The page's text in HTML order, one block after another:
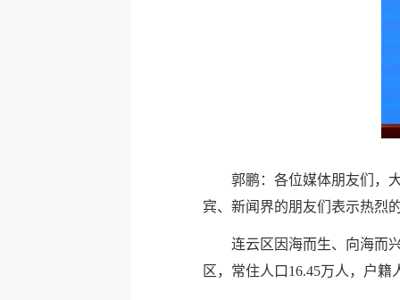
郭鹏：各位媒体朋友们，
宾、新闻界的朋友们表示热烈
连云区因海而生、向海而
区，常住人口16.45万人，户籍